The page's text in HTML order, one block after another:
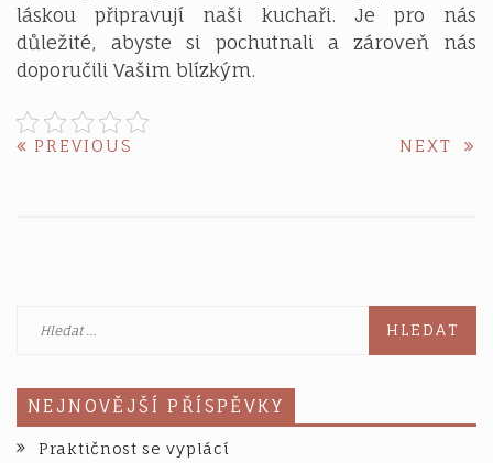
láskou připravují naši kuchaři. Je pro nás
důležité, abyste si pochutnali a zároveň nás
doporučili Vašim blízkým.
Navigace
PREVIOUS NEXT
NEJNOVĚJŠÍ PŘÍSPĚVKY
Praktičnost se vyplácí